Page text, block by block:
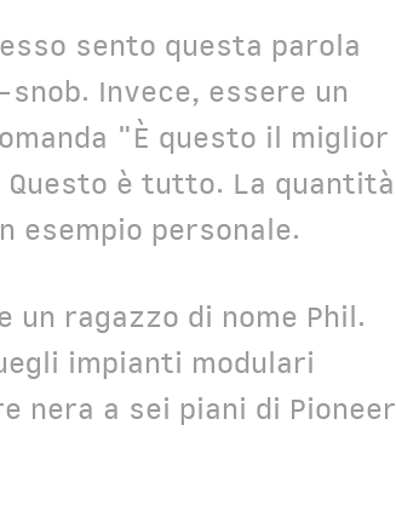
sento questa parola
Invece, essere un
"È questo il miglior
è tutto. La quantità
esempio personale.
ragazzo di nome Phil.
impianti modulari
nera a sei piani di Pioneer